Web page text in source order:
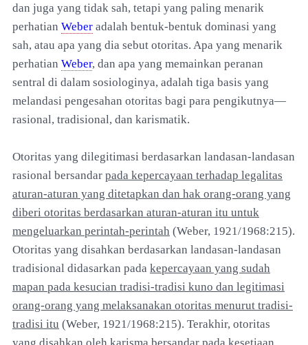
dan juga yang tidak sah, tetapi yang paling menarik
perhatian Weber adalah bentuk-bentuk dominasi yang
sah, atau apa yang dia sebut otoritas. Apa yang menarik
perhatian Weber, dan apa yang memainkan peranan
sentral di dalam sosiologinya, adalah tiga basis yang
melandasi pengesahan otoritas bagi para pengikutnya—
rasional, tradisional, dan karismatik.
Otoritas yang dilegitimasi berdasarkan landasan-landasan
rasional bersandar pada kepercayaan terhadap legalitas
aturan-aturan yang ditetapkan dan hak orang-orang yang
diberi otoritas berdasarkan aturan-aturan itu untuk
mengeluarkan perintah-perintah (Weber, 1921/1968:215).
Otoritas yang disahkan berdasarkan landasan-landasan
tradisional didasarkan pada kepercayaan yang sudah
mapan pada kesucian tradisi-tradisi kuno dan legitimasi
orang-orang yang melaksanakan otoritas menurut tradisi-
tradisi itu (Weber, 1921/1968:215). Terakhir, otoritas